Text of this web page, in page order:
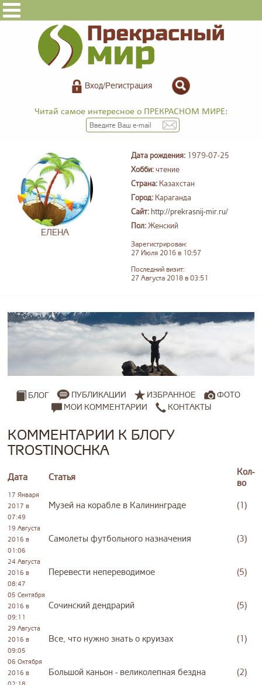
Вход/Регистрация
Читай самое интересное о ПРЕКРАСНОМ МИРЕ:
ЕЛЕНА
Дата рождения: 1979-07-25
Хобби:чтение
Страна: Казахстан
Город: Караганда
Сайт: http://prekrasnij-mir.ru/
Пол:Женский
Зарегистрирован:
27 Июля 2016 в 10:57
Последний визит:
27 Августа 2018 в 03:51
БЛОГ ПУБЛИКАЦИИ ИЗБРАННОЕ
ФОТО
МОИ КОММЕНТАРИИ
КОНТАКТЫ
КОММЕНТАРИИ К БЛОГУ
TROSTINOCHKA
Дата Статья
Кол-
во
17 Января
2017 в
07:49
Музей на корабле в Калининграде (1)
19 Августа
2016 в
01:06
Самолеты футбольного назначения (3)
24 Августа
2016 в
08:47
Перевести непереводимое (5)
05 Сентября
2016 в
09:11
Сочинский дендрарий (5)
29 Августа
2016 в
09:05
Все, что нужно знать о круизах (1)
06 Октября
2016 в
Большой каньон - великолепная бездна (2)